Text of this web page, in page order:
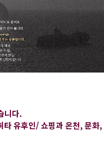
니다.
타 유후인/ 쇼핑과 온천, 문화,